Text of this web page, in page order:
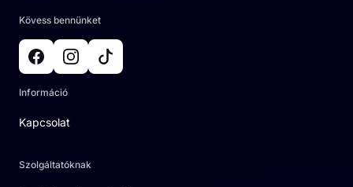
Kövess bennünket
Információ
Kapcsolat
Szolgáltatóknak